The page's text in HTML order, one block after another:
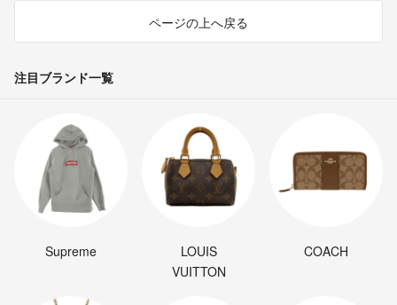
ページの上へ戻る
注目ブランド一覧
Supreme
LOUIS
VUITTON
COACH